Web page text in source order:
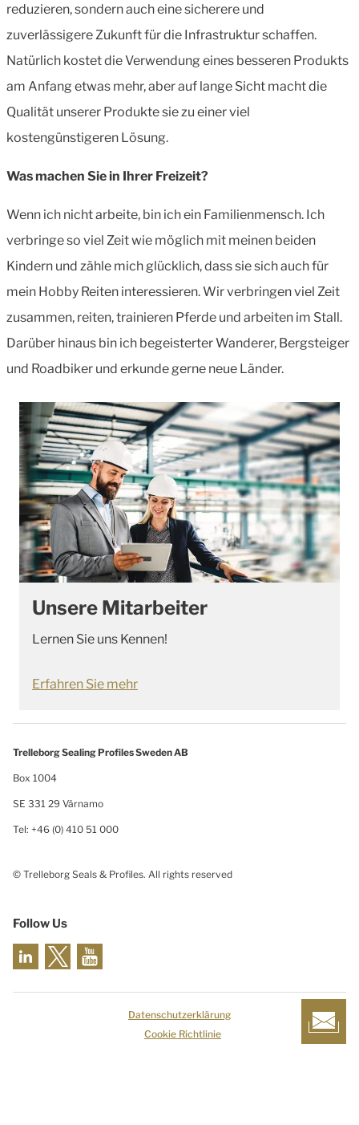
reduzieren, sondern auch eine sicherere und
zuverlässigere Zukunft für die Infrastruktur schaffen.
Natürlich kostet die Verwendung eines besseren Produkts
am Anfang etwas mehr, aber auf lange Sicht macht die
Qualität unserer Produkte sie zu einer viel
kostengünstigeren Lösung.
Was machen Sie in Ihrer Freizeit?
Wenn ich nicht arbeite, bin ich ein Familienmensch. Ich
verbringe so viel Zeit wie möglich mit meinen beiden
Kindern und zähle mich glücklich, dass sie sich auch für
mein Hobby Reiten interessieren. Wir verbringen viel Zeit
zusammen, reiten, trainieren Pferde und arbeiten im Stall.
Darüber hinaus bin ich begeisterter Wanderer, Bergsteiger
und Roadbiker und erkunde gerne neue Länder.
Unsere Mitarbeiter
Lernen Sie uns Kennen!
Erfahren Sie mehr
Trelleborg Sealing Profiles Sweden AB
Box 1004
SE 331 29 Värnamo
Tel: +46 (0) 410 51 000
© Trelleborg Seals & Profiles. All rights reserved
Follow Us
Datenschutzerklärung
Cookie Richtlinie